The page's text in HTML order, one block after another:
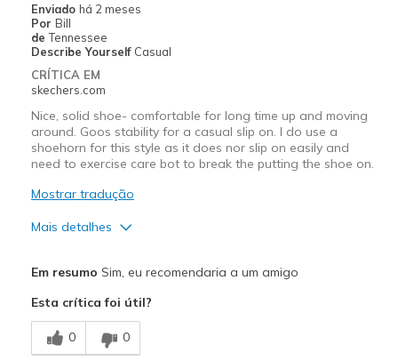
Going Out
Travel
Sizing
Feels true to size
View On Shoes
Shoes are for Wearing
Enviado há 2 meses
Por Bill
de Tennessee
Describe Yourself Casual
CRÍTICA EM
skechers.com
Nice, solid shoe- comfortable for long time up and moving
around. Goos stability for a casual slip on. I do use a
shoehorn for this style as it does nor slip on easily and
need to exercise care bot to break the putting the shoe on.
Mostrar tradução
Mais detalhes
Comfortable
Durable
Em resumo Sim, eu recomendaria a um amigo
Esta crítica foi útil?
0 0